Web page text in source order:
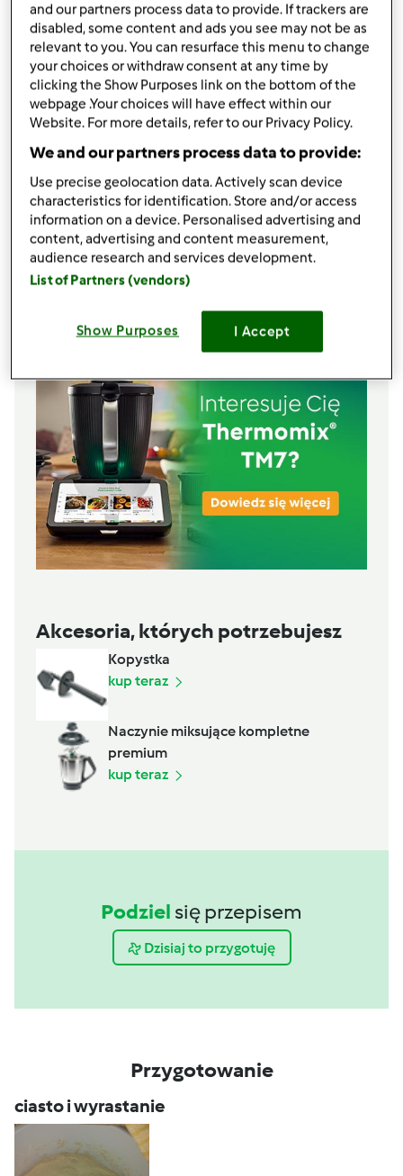
300 g mąki pszennej,100 ml ciepłego mleka,75 g
cukru,70 g rozpuszczonego masła ,20 g świeżych
drożdży, 2 jajka
300 g mąki pszennej,100 ml ciepłego mleka,75 g
cukru,70 g rozpuszczonego masła ,20 g świeżych
drożdży, 2 jajka
maliny borówki do dekoracji
300 g mąki pszennej,100 ml ciepłego mleka,75 g
cukru,70 g rozpuszczonego masła ,20 g świeżych
drożdży, 2 jajka
70 g mąki,50 g cukru,50 g miekkiego masła
Akcesoria, których potrzebujesz
Kopystka
kup teraz
Naczynie miksujące kompletne
premium
kup teraz
Podziel się przepisem
Dzisiaj to przygotuję
Przygotowanie
ciasto i wyrastanie
and our partners process data to provide. If trackers are
disabled, some content and ads you see may not be as
relevant to you. You can resurface this menu to change
your choices or withdraw consent at any time by
clicking the Show Purposes link on the bottom of the
webpage .Your choices will have effect within our
Website. For more details, refer to our Privacy Policy.
We and our partners process data to provide:
Use precise geolocation data. Actively scan device
characteristics for identification. Store and/or access
information on a device. Personalised advertising and
content, advertising and content measurement,
audience research and services development.
List of Partners (vendors)
Show Purposes I Accept